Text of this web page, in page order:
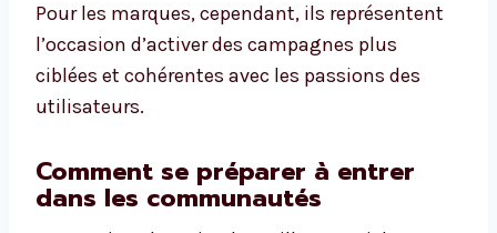
Pour les marques, cependant, ils représentent
l’occasion d’activer des campagnes plus
ciblées et cohérentes avec les passions des
utilisateurs.
Comment se préparer à entrer
dans les communautés